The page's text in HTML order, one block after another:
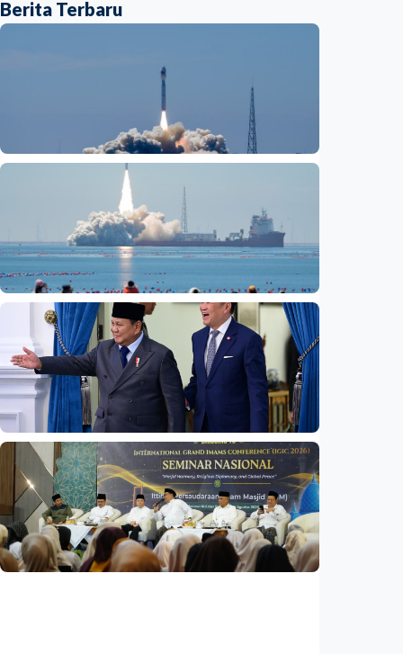
Berita Terbaru
Fokus Berita – Lampung-1, satelit AI
Hiperspektral pertama Indonesia, berhasil
diluncurkan ke orbit
Indonesia•05 Aug 2026
Nasional
Satelit Lampung-1 untuk petani, nelayan,
hingga mitigasi bencana
Indonesia •05 Aug 2026
Nasional
Indonesia dan Tailan perkuat kemitraan
strategis
Indonesia •04 Aug 2026